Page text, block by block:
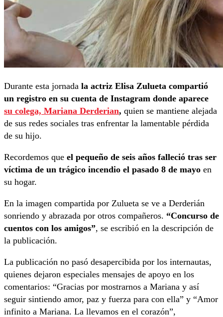
Durante esta jornada la actriz Elisa Zulueta compartió
un registro en su cuenta de Instagram donde aparece
su colega, Mariana Derderian, quien se mantiene alejada
de sus redes sociales tras enfrentar la lamentable pérdida
de su hijo.
Recordemos que el pequeño de seis años falleció tras ser
víctima de un trágico incendio el pasado 8 de mayo en
su hogar.
En la imagen compartida por Zulueta se ve a Derderián
sonriendo y abrazada por otros compañeros. “Concurso de
cuentos con los amigos”, se escribió en la descripción de
la publicación.
La publicación no pasó desapercibida por los internautas,
quienes dejaron especiales mensajes de apoyo en los
comentarios: “Gracias por mostrarnos a Mariana y así
seguir sintiendo amor, paz y fuerza para con ella” y “Amor
infinito a Mariana. La llevamos en el corazón”,